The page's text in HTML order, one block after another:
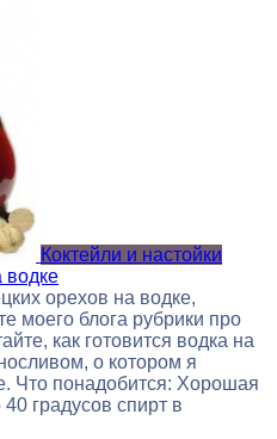
Коктейли и настойки
водке
орехов на водке,
моего блога рубрики про
как готовится водка на
о котором я
Что понадобится: Хорошая
градусов спирт в